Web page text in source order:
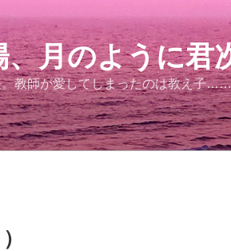
月のように君
。教師が愛してしまったのは教え